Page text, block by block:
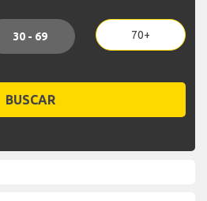
30 - 69 70+
BUSCAR